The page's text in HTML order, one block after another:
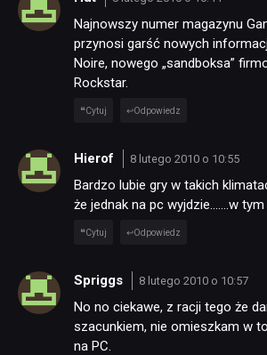
RETRO
TECHNOLOGIE
DYSKUSJE
JUŻ GRALIŚMY
Najnowszy numer magazynu
przynosi garść nowych
Noire, nowego „sandboksa”
Rockstar.
Cytuj Odpowiedz
Hierof 8 lutego 2010 o 10:55
Bardzo lubie gry w takich
że jednak na pc wyjdzie…….w tym
Cytuj Odpowiedz
Spriggs 8 lutego 2010 o 10:57
No no ciekawe, z racji tego że
szacunkiem, nie omieszkam w
na PC.